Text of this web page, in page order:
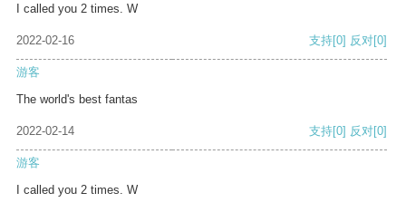
I called you 2 times. W
2022-02-16 支持[0] 反对[0]
游客
The world's best fantas
2022-02-14 支持[0] 反对[0]
游客
I called you 2 times. W